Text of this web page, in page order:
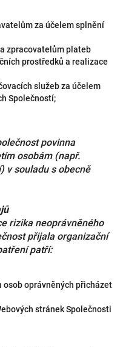
za účelem splnění
zpracovatelům plateb
prostředků a realizace
služeb za účelem
Společností;
povinna
osobám (např.
v souladu s obecně
rizika neoprávněného
přijala organizační
patří:
oprávněných přicházet
stránek Společnosti